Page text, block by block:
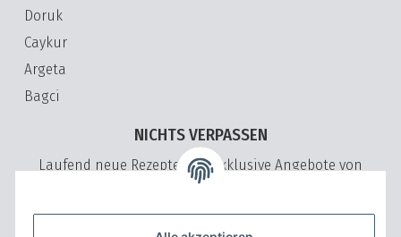
Doruk
Caykur
Argeta
Bagci
NICHTS VERPASSEN
Laufend neue Rezepte und exklusive Angebote von
VeryVita
regelmäßig und jederzeit widerruflich Informationen zu Ihrem